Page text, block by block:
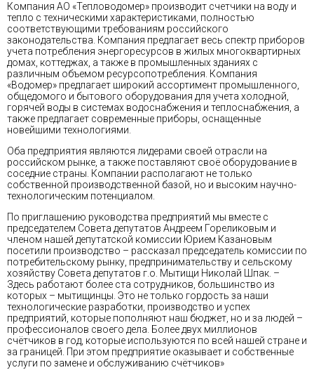
Компания АО «Тепловодомер» производит счетчики на воду и
тепло с техническими характеристиками, полностью
соответствующими требованиям российского
законодательства. Компания предлагает весь спектр приборов
учета потребления энергоресурсов в жилых многоквартирных
домах, коттеджах, а также в промышленных зданиях с
различным объемом ресурсопотребления. Компания
«Водомер» предлагает широкий ассортимент промышленного,
общедомого и бытового оборудования для учета холодной,
горячей воды в системах водоснабжения и теплоснабжения, а
также предлагает современные приборы, оснащенные
новейшими технологиями.
Оба предприятия являются лидерами своей отрасли на
российском рынке, а также поставляют своё оборудование в
соседние страны. Компании располагают не только
собственной производственной базой, но и высоким научно-
технологическим потенциалом.
По приглашению руководства предприятий мы вместе с
председателем Совета депутатов Андреем Гореликовым и
членом нашей депутатской комиссии Юрием Казановым
посетили производство – рассказал председатель комиссии по
потребительскому рынку, предпринимательству и сельскому
хозяйству Совета депутатов г.о. Мытищи Николай Шпак. –
Здесь работают более ста сотрудников, большинство из
которых – мытищинцы. Это не только гордость за наши
технологические разработки, производство и успех
предприятий, которые пополняют наш бюджет, но и за людей –
профессионалов своего дела. Более двух миллионов
счётчиков в год, которые используются по всей нашей стране и
за границей. При этом предприятие оказывает и собственные
услуги по замене и обслуживанию счётчиков»